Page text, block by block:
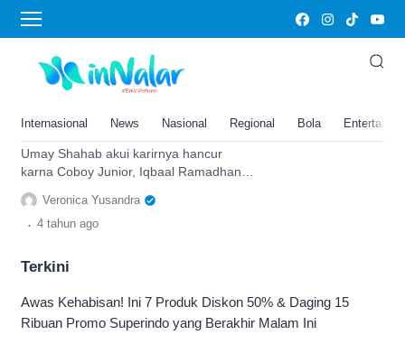
Internasional News Nasional Regional Bola
Coboy Junior
Umay Shahab Akui Karirnya
Hancur Karna Coboy Junior,
Sambil Angkat Jempol
Umay Shahab akui karirnya hancur
karna Coboy Junior, Iqbaal Ramadhan
hanya senyum sambil angkat jempol
Veronica Yusandra
. 4 tahun ago
Terkini
Awas Kehabisan! Ini 7 Produk Diskon 50% & Daging 15
Ribuan Promo Superindo yang Berakhir Malam Ini